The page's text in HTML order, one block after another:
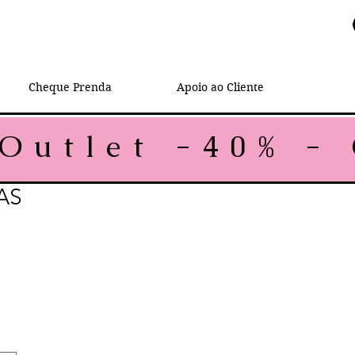
Cheque Prenda Apoio ao Cliente